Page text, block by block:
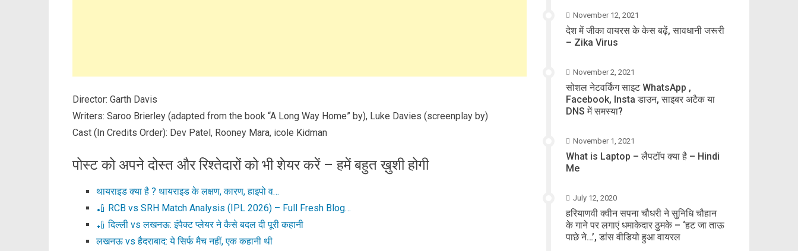
Director: Garth Davis
Writers: Saroo Brierley (adapted from the book “A Long Way Home” by), Luke Davies (screenplay by)
Cast (In Credits Order): Dev Patel, Rooney Mara, icole Kidman
पोस्ट को अपने दोस्त और रिश्तेदारों को भी शेयर करें – हमें बहुत ख़ुशी होगी
थायराइड क्या है ? थायराइड के लक्षण, कारण, हाइपो व…
🏏 RCB vs SRH Match Analysis (IPL 2026) – Full Fresh Blog…
🏏 दिल्ली vs लखनऊ: इंपैक्ट प्लेयर ने कैसे बदल दी पूरी कहानी
लखनऊ vs हैदराबाद: ये सिर्फ मैच नहीं, एक कहानी थी
November 12, 2021
देश में जीका वायरस के केस बढ़ें, सावधानी जरूरी
– Zika Virus
November 2, 2021
सोशल नेटवर्किंग साइट WhatsApp ,
Facebook, Insta डाउन, साइबर अटैक या
DNS में समस्या?
November 1, 2021
What is Laptop – लैपटॉप क्या है – Hindi
Me
July 12, 2020
हरियाणवी क्वीन सपना चौधरी ने सुनिधि चौहान
के गाने पर लगाएं धमाकेदार ठुमके – ‘हट जा ताऊ
पाछे ने…’, डांस वीडियो हुआ वायरल